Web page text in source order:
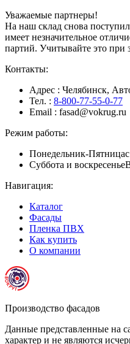
Уважаемые партнеры!
На наш склад снова
имеет незначительное
партий. Учитывайте это при
Контакты:
Адрес : Челябинск,
Тел. : 8-800-77-55-0-77
Email : fasad@vokrug.ru
Режим работы:
Понедельник-Пятница
Суббота и воскресенье
Навигация:
Каталог
Фасады
Пленка ПВХ
Как купить
О компании
Производство фасадов
Данные представленные на
характер и не являются